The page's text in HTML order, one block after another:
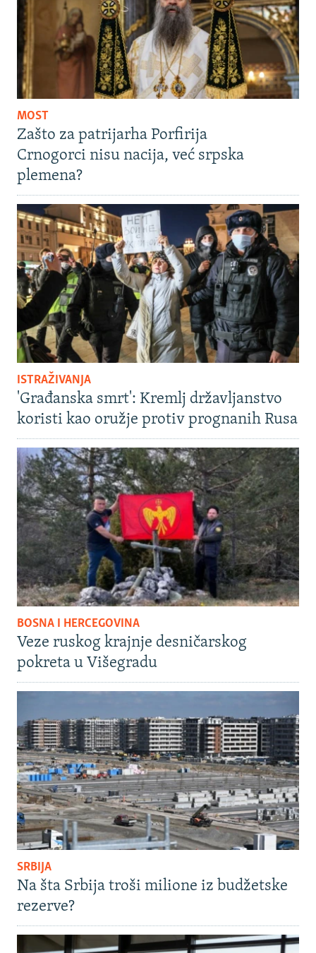
MOST
Zašto za patrijarha Porfirija
Crnogorci nisu nacija, već srpska
plemena?
ISTRAŽIVANJA
'Građanska smrt': Kremlj državljanstvo
koristi kao oružje protiv prognanih Rusa
BOSNA I HERCEGOVINA
Veze ruskog krajnje desničarskog
pokreta u Višegradu
SRBIJA
Na šta Srbija troši milione iz budžetske
rezerve?